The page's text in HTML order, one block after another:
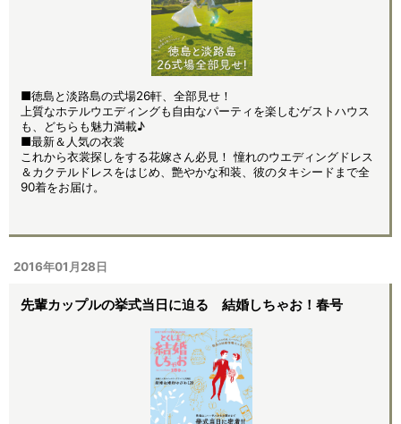
■徳島と淡路島の式場26軒、全部見せ！
上質なホテルウエディングも自由なパーティを楽しむゲストハウス
も、どちらも魅力満載♪
■最新＆人気の衣裳
これから衣裳探しをする花嫁さん必見！ 憧れのウエディングドレス
＆カクテルドレスをはじめ、艶やかな和装、彼のタキシードまで全
90着をお届け。
2016年01月28日
先輩カップルの挙式当日に迫る 結婚しちゃお！春号